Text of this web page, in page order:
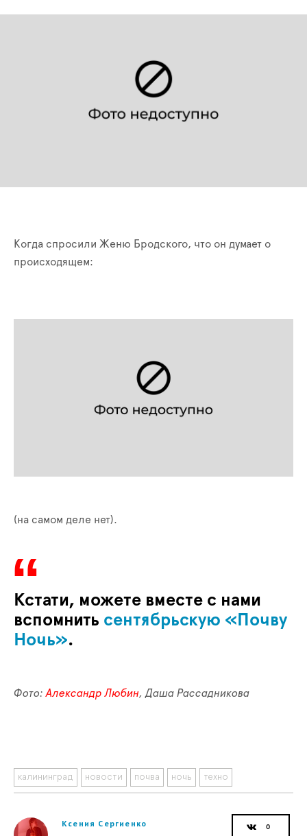
Когда спросили Женю Бродского, что он думает о
происходящем:
(на самом деле нет).
Кстати, можете вместе с нами
вспомнить сентябрьскую «Почву
Ночь».
Фото:Александр Любин, Даша Рассадникова
калининград новости почва ночь техно
Ксения Сергиенко